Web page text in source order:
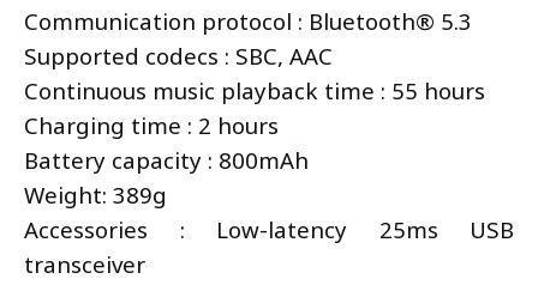
Communication protocol : Bluetooth® 5.3
Supported codecs : SBC, AAC
Continuous music playback time : 55 hours
Charging time : 2 hours
Battery capacity : 800mAh
Weight: 389g
Accessories : Low-latency 25ms USB
transceiver